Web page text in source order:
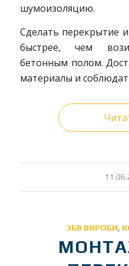
шумоизоляцию.
Сделать перекрытие
быстрее, чем
бетонным полом.
материалы и
/
ЗБВ ВИРОБИ,